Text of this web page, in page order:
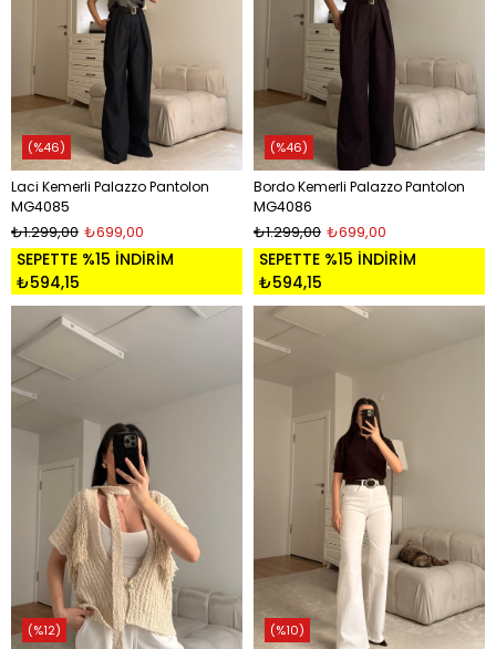
Laci Kemerli Palazzo Pantolon
MG4085
₺699,00
₺1.299,00
SEPETTE %15 İNDİRİM
₺594,15
%46
Bordo Kemerli Palazzo Pantolon
MG4086
₺699,00
₺1.299,00
SEPETTE %15 İNDİRİM
₺594,15
%46
%12 %10